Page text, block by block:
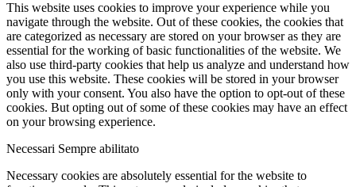
This website uses cookies to improve your experience while you
navigate through the website. Out of these cookies, the cookies that
are categorized as necessary are stored on your browser as they are
essential for the working of basic functionalities of the website. We
also use third-party cookies that help us analyze and understand how
you use this website. These cookies will be stored in your browser
only with your consent. You also have the option to opt-out of these
cookies. But opting out of some of these cookies may have an effect
on your browsing experience.
Necessari Sempre abilitato
Necessary cookies are absolutely essential for the website to